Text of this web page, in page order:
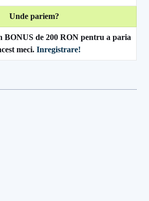
Unde pariem?
BONUS de 200 RON pentru a paria
meci. Inregistrare!